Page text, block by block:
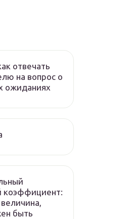
отвечать
на вопрос о
ожиданиях
коэффициент:
быть